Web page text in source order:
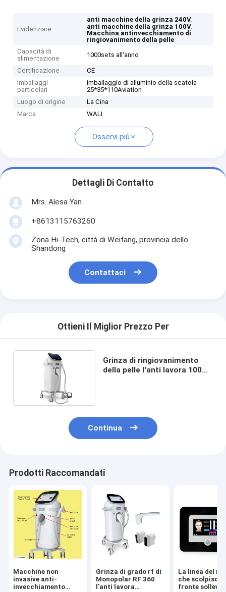
Evidenziare
anti macchine della grinza 240V,
anti macchine della grinza 100V,
Macchina antinvecchiamento di
ringiovanimento della pelle
Capacità di
alimentazione
1000sets all'anno
Certificazione
CE
Imballaggi
particolari
imballaggio di alluminio della scatola
25*35*110Aviation
Luogo di origine
La Cina
Marca
WALI
Osservi più
Dettagli Di Contatto
Mrs. Alesa Yan
+8613115763260
Zona Hi-Tech, città di Weifang, provincia dello
Shandong
Contattaci
Ottieni Il Miglior Prezzo Per
Grinza di ringiovanimento
della pelle l'anti lavora 100V
Continua
Prodotti Raccomandati
Macchine non
invasive anti-
invecchiamento
Grinza di grado rf di
Monopolar RF 360
l'anti lavora
La linea del
che scolpisce
fronte solleva